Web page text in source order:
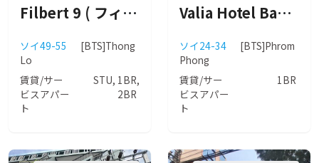
Filbert 9 ( フィルバート 9 )
ソイ49-55
[BTS]Thong
Lo
賃貸/サー
ビスアパー
ト
STU, 1BR,
2BR
Valia Hotel Bangkok ( ヴァリア ホテル バンコク )
ソイ24-34
[BTS]Phrom
Phong
賃貸/サー
ビスアパー
ト
1BR